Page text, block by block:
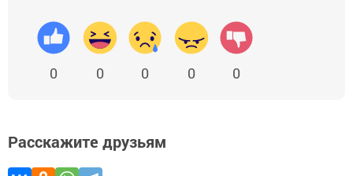
0 0 0 0 0
Расскажите друзьям